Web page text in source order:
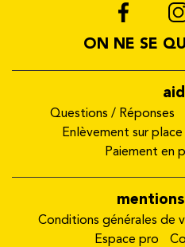
ON NE SE
Questions / Réponses
Enlèvement sur place
Paiement en
Conditions générales de
Espace pro